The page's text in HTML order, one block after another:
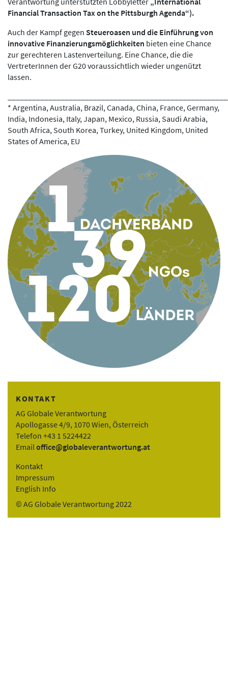
Financial Transaction Tax on the Pittsburgh Agenda“).
Auch der Kampf gegen Steueroasen und die Einführung von
innovative Finanzierungsmöglichkeiten bieten eine Chance
zur gerechteren Lastenverteilung. Eine Chance, die die
VertreterInnen der G20 voraussichtlich wieder ungenützt
lassen.
* Argentina, Australia, Brazil, Canada, China, France, Germany,
India, Indonesia, Italy, Japan, Mexico, Russia, Saudi Arabia,
South Africa, South Korea, Turkey, United Kingdom, United
States of America, EU
KONTAKT
AG Globale Verantwortung
Apollogasse 4/9, 1070 Wien, Österreich
Telefon +43 1 5224422
Emailoffice@globaleverantwortung.at
Kontakt
Impressum
English Info
© AG Globale Verantwortung 2022